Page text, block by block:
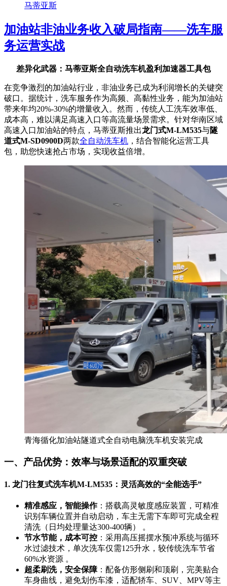
马蒂亚斯
加油站非油业务收入破局指南——洗车服
务运营实战
差异化武器：马蒂亚斯全自动洗车机盈利加速器工具包
在竞争激烈的加油站行业，非油业务已成为利润增长的关键突
破口。据统计，洗车服务作为高频、高黏性业务，能为加油站
带来年均20%-30%的增量收入。然而，传统人工洗车效率低、
成本高，难以满足高速入口等高流量场景需求。针对华南区域
高速入口加油站的特点，马蒂亚斯推出龙门式M-LM535与隧
道式M-SD0900D两款全自动洗车机 ，结合智能化运营工具
包，助您快速抢占市场，实现收益倍增。
青海循化加油站隧道式全自动电脑洗车机安装完成
一、产品优势：效率与场景适配的双重突破
1. 龙门往复式洗车机M-LM535：灵活高效的“全能选手”
精准感应，智能操作：搭载高灵敏度感应装置，可精准
识别车辆位置并自动启动，车主无需下车即可完成全程
清洗（日均处理量达300-400辆） 。
节水节能，成本可控 ：采用高压摇摆水预冲系统与循环
水过滤技术，单次洗车仅需125升水，较传统洗车节省
60%水资源 。
超柔刷洗，安全保障：配备仿形侧刷和顶刷，完美贴合
车身曲线，避免划伤车漆，适配轿车、SUV、MPV等主